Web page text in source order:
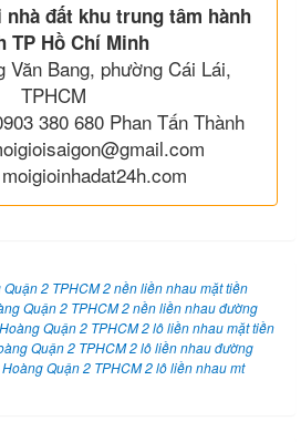
đất khu trung tâm hành
TP Hồ Chí Minh
Văn Bang, phường Cái Lái,
TPHCM
380 680 Phan Tấn Thành
2 TPHCM 2 nền liền nhau mặt tiền
Quận 2 TPHCM 2 nền liền nhau đường
Quận 2 TPHCM 2 lô liền nhau mặt tiền
Quận 2 TPHCM 2 lô liền nhau đường
Quận 2 TPHCM 2 lô liền nhau mt